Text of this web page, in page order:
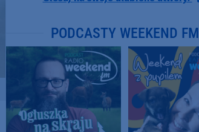
PODCASTY WEEKEND FM